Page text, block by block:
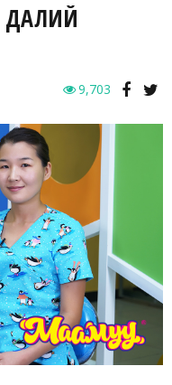
ДАЛИЙ
9,703